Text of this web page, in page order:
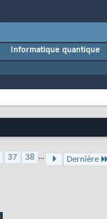
Informatique quantique
37 38 ... Dernière